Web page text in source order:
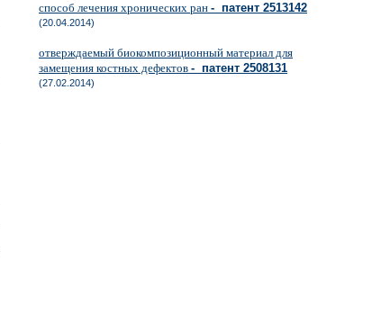
способ лечения хронических ран - патент 2513142
(20.04.2014)
отверждаемый биокомпозиционный материал для
замещения костных дефектов - патент 2508131
(27.02.2014)